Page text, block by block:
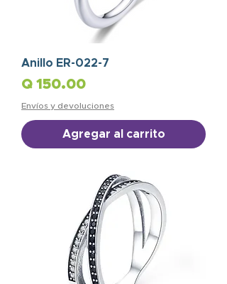
Anillo ER-022-7
Precio
Q 150.00
Envíos y devoluciones
Agregar al carrito